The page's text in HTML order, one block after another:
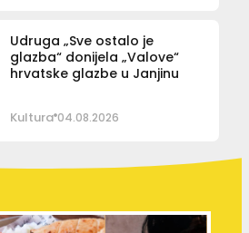
Udruga „Sve ostalo je
glazba“ donijela „Valove“
hrvatske glazbe u Janjinu
Kultura 04.08.2026